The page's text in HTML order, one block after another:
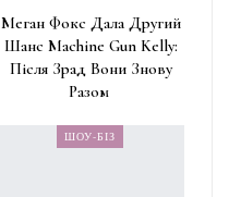
Меган Фокс Дала Другий
Шанс Machine Gun Kelly:
Після Зрад Вони Знову
Разом
ШОУ-БІЗ